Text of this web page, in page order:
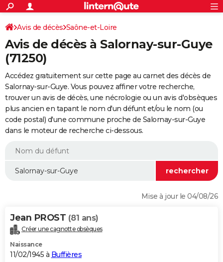
ACTUALITÉS
Politique
Société
Faits Divers
Education
Monde
Villes
+
SPORT
Coupe du monde 2026
Football
Tennis
Cyclisme
Rugby
Forum
FINANCE
Retraite
Impôts
Epargne
Immobilier
Risques naturels par ville
Banque
Assurance
Crédit
Essais
Réserver un essai
Citadines
Berlines
SUV
Forum auto
+
HIGH-TECH
Mobiles
Meilleur smartphone
Internet
Ordinateurs
Jeux vidéo
Guide high-tech
+
BRICOLAGE
Forum
Aménagement intérieur
Extérieur
Cuisine
Salle de bains
Jardinage
Rangement
WEEK-END
Guides de France
Escapades
Patrimoine
Expositions
Musées
Week-end nature
LIFESTYLE
Alimentation
Guide de la santé
Maladies
Médicaments
Sommeil
VOYAGE
Destinations
City break
Voyage nature
Voyage de noces
Forum
Climat
+PHOTO
GUIDES D'ACHAT
S'inscrire
Connexion
Avis de décès Saône-et-Loire
Avis de décès à Salornay-sur-Guye
(71250)
Accédez gratuitement sur cette page au carnet des décès de
Salornay-sur-Guye. Vous pouvez affiner votre recherche,
trouver un avis de décès, une nécrologie ou un avis d'obsèques
plus ancien en tapant le nom d'un défunt et/ou le nom (ou
code postal) d'une commune proche de Salornay-sur-Guye
dans le moteur de recherche ci-dessous.
Mise à jour le 04/08/26
Jean PROST (81 ans)
Créer une cagnotte obsèques
Naissance
11/02/1945 à Buffières